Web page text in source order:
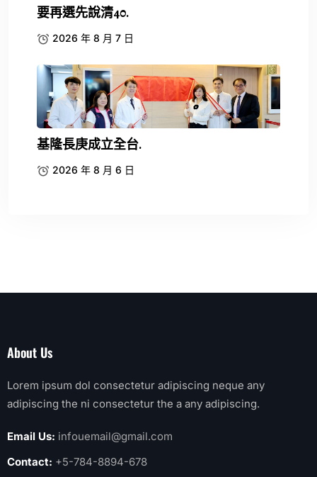
要再選先說清40.
2026 年 8 月 7 日
基隆長庚成立全台.
2026 年 8 月 6 日
About Us
Lorem ipsum dol consectetur adipiscing neque any
adipiscing the ni consectetur the a any adipiscing.
Email Us: infouemail@gmail.com
Contact: +5-784-8894-678